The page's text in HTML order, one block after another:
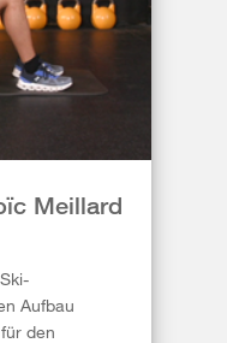
Meillard
Aufbau
den